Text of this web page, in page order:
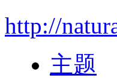
http://
主题